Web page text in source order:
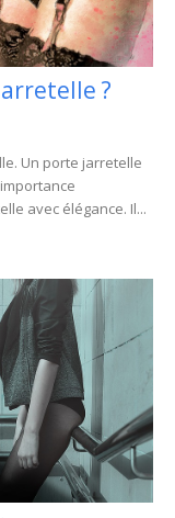
?
Un porte jarretelle
avec élégance. Il...